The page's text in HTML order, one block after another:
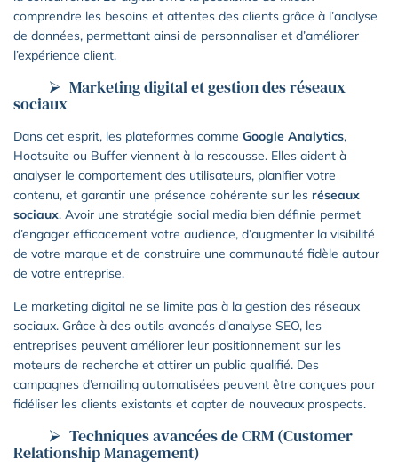
comprendre les besoins et attentes des clients grâce à l’analyse
de données, permettant ainsi de personnaliser et d’améliorer
l’expérience client.
Marketing digital et gestion des réseaux
sociaux
Dans cet esprit, les plateformes comme Google Analytics,
Hootsuite ou Buffer viennent à la rescousse. Elles aident à
analyser le comportement des utilisateurs, planifier votre
contenu, et garantir une présence cohérente sur les réseaux
sociaux. Avoir une stratégie social media bien définie permet
d’engager efficacement votre audience, d’augmenter la visibilité
de votre marque et de construire une communauté fidèle autour
de votre entreprise.
Le marketing digital ne se limite pas à la gestion des réseaux
sociaux. Grâce à des outils avancés d’analyse SEO, les
entreprises peuvent améliorer leur positionnement sur les
moteurs de recherche et attirer un public qualifié. Des
campagnes d’emailing automatisées peuvent être conçues pour
fidéliser les clients existants et capter de nouveaux prospects.
Techniques avancées de CRM (Customer
Relationship Management)